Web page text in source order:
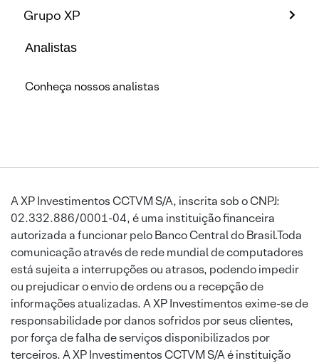
Grupo XP
Analistas
Conheça nossos analistas
A XP Investimentos CCTVM S/A, inscrita sob o CNPJ:
02.332.886/0001-04, é uma instituição financeira
autorizada a funcionar pelo Banco Central do Brasil.Toda
comunicação através de rede mundial de computadores
está sujeita a interrupções ou atrasos, podendo impedir
ou prejudicar o envio de ordens ou a recepção de
informações atualizadas. A XP Investimentos exime-se de
responsabilidade por danos sofridos por seus clientes,
por força de falha de serviços disponibilizados por
terceiros. A XP Investimentos CCTVM S/A é instituição